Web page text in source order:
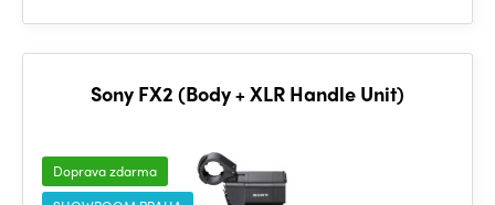
Sony FX2 (Body + XLR Handle Unit)
Doprava zdarma